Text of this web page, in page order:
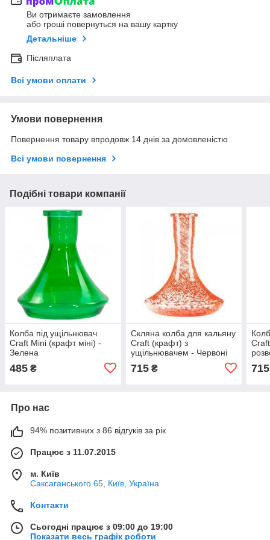
Ви отримаєте замовлення
або гроші повернуться на вашу картку
Детальніше
Післяплата
Всі умови оплати
Умови повернення
Повернення товару впродовж 14 днів за домовленістю
Всі умови повернення
Подібні товари компанії
Колба під ущільнювач
Craft Mini (крафт міні) -
Зелена
485 ₴
Скляна колба для кальяну
Craft (крафт) з
ущільнювачем - Червоні
715₴ 715
Про нас
94% позитивних з 86 відгуків за рік
Працює з 11.07.2015
м. Київ
Саксаганського 65, Київ, Україна
Контакти
Сьогодні працює з 09:00 до 19:00
Показати весь графік роботи